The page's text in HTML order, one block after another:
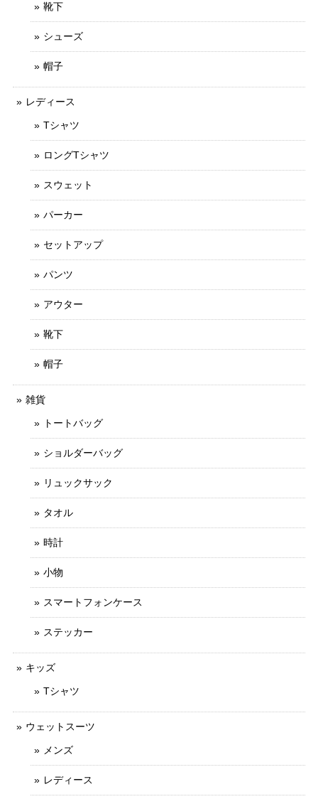
靴下
シューズ
帽子
レディース
Tシャツ
ロングTシャツ
スウェット
パーカー
セットアップ
パンツ
アウター
靴下
帽子
雑貨
トートバッグ
ショルダーバッグ
リュックサック
タオル
時計
小物
スマートフォンケース
ステッカー
キッズ
Tシャツ
ウェットスーツ
メンズ
レディース